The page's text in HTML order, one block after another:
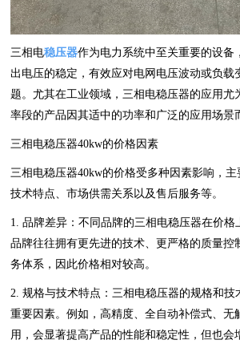
三相电稳压器作为电力系统中至关重要的设备
出电压的稳定，有效应对电网电压波动或负载
题。尤其在工业领域，三相电稳压器的应用尤
率段的产品因其适中的功率和广泛的应用场景
三相电稳压器40kw的价格因素
三相电稳压器40kw的价格受多种因素影响，主
技术特点、市场供需关系以及售后服务等。
1. 品牌差异：不同品牌的三相电稳压器在价格
品牌往往拥有更先进的技术、更严格的质量控
务体系，因此价格相对较高。
2. 规格与技术特点：三相电稳压器的规格和技
重要因素。例如，高精度、全自动补偿式、无
用，会显著提高产品的性能和稳定性，但也会